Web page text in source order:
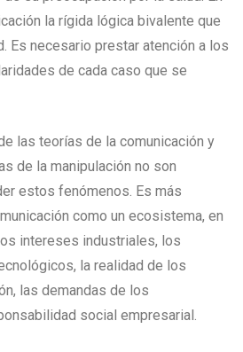
la rígida lógica bivalente que
Es necesario prestar atención a los
de cada caso que se
las teorías de la comunicación y
de la manipulación no son
estos fenómenos. Es más
como un ecosistema, en
intereses industriales, los
la realidad de los
las demandas de los
social empresarial.